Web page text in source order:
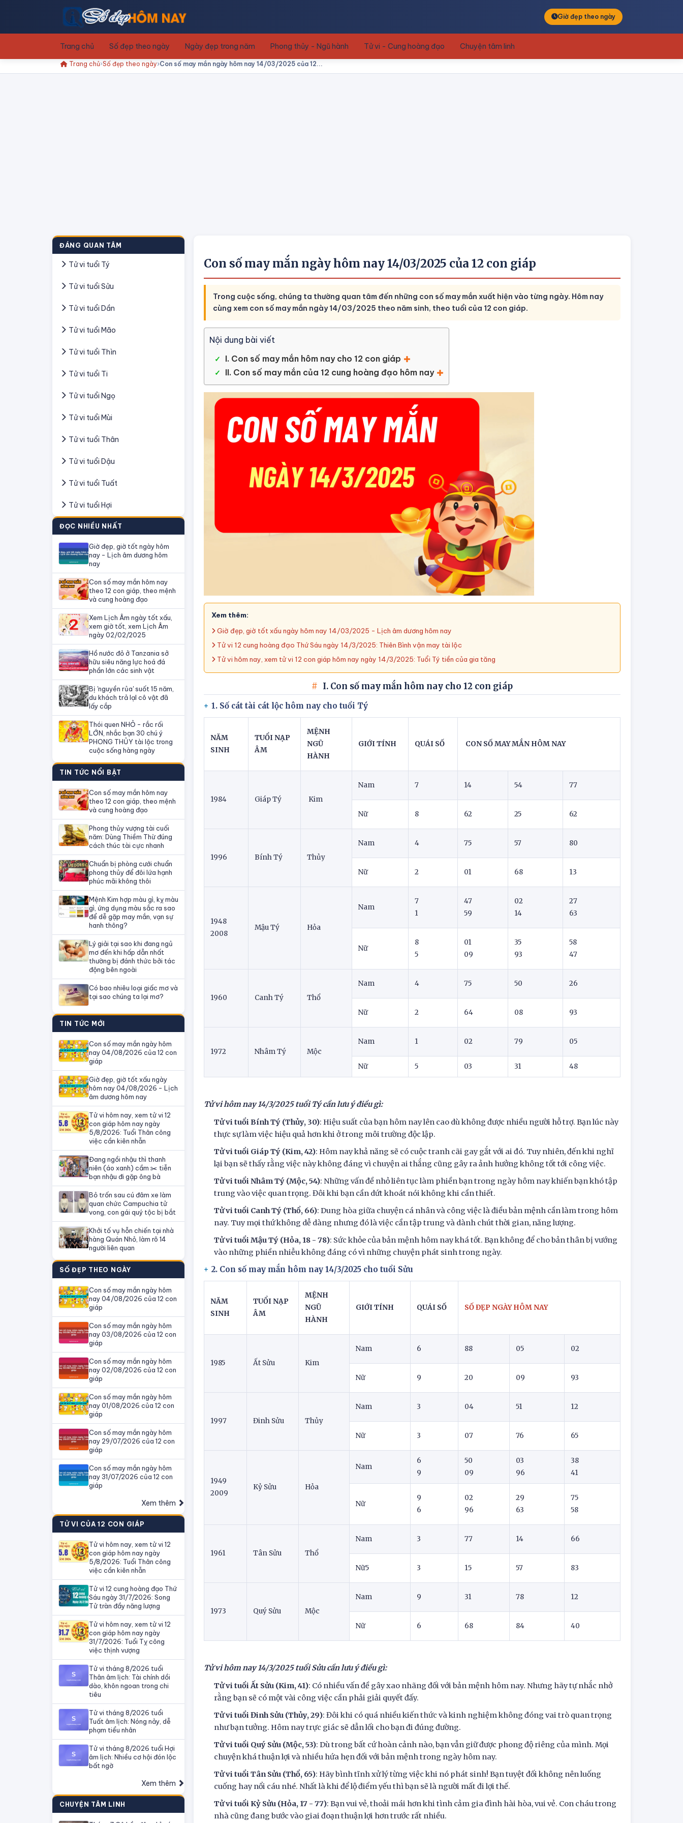
Giờ đẹp theo ngày
Trang chủ Số đẹp theo ngày Ngày đẹp trong năm Phong thủy - Ngũ hành Tử vi - Cung hoàng đạo Chuyện tâm linh
Trang chủ Số đẹp theo ngày Con số may mắn ngày hôm nay 14/03/2025 của 12...
ĐÁNG QUAN TÂM
Tử vi tuổi Tý
Tử vi tuổi Sửu
Tử vi tuổi Dần
Tử vi tuổi Mão
Tử vi tuổi Thìn
Tử vi tuổi Ti
Tử vi tuổi Ngọ
Tử vi tuổi Mùi
Tử vi tuổi Thân
Tử vi tuổi Dậu
Tử vi tuổi Tuất
Tử vi tuổi Hợi
ĐỌC NHIỀU NHẤT
Giờ đẹp, giờ tốt ngày hôm
nay - Lịch âm dương hôm
nay
Con số may mắn hôm nay
theo 12 con giáp, theo mệnh
và cung hoàng đạo
Xem Lịch Âm ngày tốt xấu,
xem giờ tốt, xem Lịch Âm
ngày 02/02/2025
Hồ nước đỏ ở Tanzania sở
hữu siêu năng lực hoá đá
phần lớn các sinh vật
Bị 'nguyền rủa' suốt 15 năm,
du khách trả lạI cô vật đã
lấy cắp
Thói quen NHỎ - rắc rối
LỚN, nhắc bạn 30 chú ý
PHONG THỦY tài lộc trong
cuộc sống hàng ngày
TIN TỨC NỔI BẬT
Con số may mắn hôm nay
theo 12 con giáp, theo mệnh
và cung hoàng đạo
Phong thủy vượng tài cuối
năm: Dùng Thiềm Thừ đúng
cách thúc tài cực nhanh
Chuẩn bị phòng cưới chuẩn
phong thủy để đôi lứa hạnh
phúc mãi không thôi
Mệnh Kim hợp màu gì, kỵ màu
gì, ứng dụng màu sắc ra sao
để dễ gặp may mắn, vạn sự
hanh thông?
Lý giải tại sao khi đang ngủ
mơ đến khi hấp dẫn nhất
thường bị đánh thức bởi tác
động bên ngoài
Có bao nhiêu loại giấc mơ và
tại sao chúng ta lại mơ?
TIN TỨC MỚI
Con số may mắn ngày hôm
nay 04/08/2026 của 12 con
giáp
Giờ đẹp, giờ tốt xấu ngày
hôm nay 04/08/2026 - Lịch
âm dương hôm nay
Tử vi hôm nay, xem tử vi 12
con giáp hôm nay ngày
5/8/2026: Tuổi Thân công
việc cần kiên nhẫn
Đang ngồi nhậu thì thanh
niên (áo xanh) cầm ✂️ tiễn
bạn nhậu đi gặp ông bà
Bỏ trốn sau cú đâm xe làm
quan chức Campuchia tử
vong, con gái quý tộc bị bắt
Khởi tố vụ hỗn chiến tại nhà
hàng Quán Nhỏ, làm rõ 14
người liên quan
SỐ ĐẸP THEO NGÀY
Con số may mắn ngày hôm
nay 04/08/2026 của 12 con
giáp
Con số may mắn ngày hôm
nay 03/08/2026 của 12 con
giáp
Con số may mắn ngày hôm
nay 02/08/2026 của 12 con
giáp
Con số may mắn ngày hôm
nay 01/08/2026 của 12 con
giáp
Con số may mắn ngày hôm
nay 29/07/2026 của 12 con
giáp
Con số may mắn ngày hôm
nay 31/07/2026 của 12 con
giáp
Xem thêm
TỬ VI CỦA 12 CON GIÁP
Tử vi hôm nay, xem tử vi 12
con giáp hôm nay ngày
5/8/2026: Tuổi Thân công
việc cần kiên nhẫn
Tử vi 12 cung hoàng đạo Thứ
Sáu ngày 31/7/2026: Song
Tử tràn đầy năng lượng
Tử vi hôm nay, xem tử vi 12
con giáp hôm nay ngày
31/7/2026: Tuổi Tỵ công
việc thịnh vượng
Tử vi tháng 8/2026 tuổi
Thân âm lịch: Tài chính dồi
dào, khôn ngoan trong chi
tiêu
Tử vi tháng 8/2026 tuổi
Tuất âm lịch: Nóng nảy, dễ
phạm tiểu nhân
Tử vi tháng 8/2026 tuổi Hợi
âm lịch: Nhiều cơ hội đón lộc
bất ngờ
Xem thêm
CHUYỆN TÂM LINH
Con số may mắn ngày hôm nay 14/03/2025 của 12 con giáp
Trong cuộc sống, chúng ta thường quan tâm đến những con số may mắn xuất hiện vào từng ngày. Hôm nay
cùng xem con số may mắn ngày 14/03/2025 theo năm sinh, theo tuổi của 12 con giáp.
Nội dung bài viết
I. Con số may mắn hôm nay cho 12 con giáp
II. Con số may mắn của 12 cung hoàng đạo hôm nay
Xem thêm:
Giờ đẹp, giờ tốt xấu ngày hôm nay 14/03/2025 - Lịch âm dương hôm nay
Tử vi 12 cung hoàng đạo Thứ Sáu ngày 14/3/2025: Thiên Bình vận may tài lộc
Tử vi hôm nay, xem tử vi 12 con giáp hôm nay ngày 14/3/2025: Tuổi Tý tiền của gia tăng
I. Con số may mắn hôm nay cho 12 con giáp
1. Số cát tài cát lộc hôm nay cho tuổi Tý
NĂM
SINH
TUỔI NẠP
ÂM
MỆNH
NGŨ
HÀNH
GIỚI TÍNH QUÁI SỐ CON SỐ MAY MẮN HÔM NAY
1984 Giáp Tý Kim
Nam 7 14 54 77
Nữ 8 62 25 62
1996 Bính Tý Thủy
Nam 4 75 57 80
Nữ 2 01 68 13
1948
2008
Mậu Tý Hỏa
Nam
7
1
47
59
02
14
27
63
Nữ
8
5
01
09
35
93
58
47
1960 Canh Tý Thổ
Nam 4 75 50 26
Nữ 2 64 08 93
1972 Nhâm Tý Mộc
Nam 1 02 79 05
Nữ 5 03 31 48
Tử vi hôm nay 14/3/2025 tuổi Tý cần lưu ý điều gì:
Tử vi tuổi Bính Tý (Thủy, 30): Hiệu suất của bạn hôm nay lên cao dù không được nhiều người hỗ trợ. Bạn lúc này
thực sự làm việc hiệu quả hơn khi ở trong môi trường độc lập.
Tử vi tuổi Giáp Tý (Kim, 42): Hôm nay khả năng sẽ có cuộc tranh cãi gay gắt với ai đó. Tuy nhiên, đến khi nghĩ
lại bạn sẽ thấy rằng việc này không đáng vì chuyện ai thắng cũng gây ra ảnh hưởng không tốt tới công việc.
Tử vi tuổi Nhâm Tý (Mộc, 54): Những vấn đề nhỏ liên tục làm phiền bạn trong ngày hôm nay khiến bạn khó tập
trung vào việc quan trọng. Đôi khi bạn cần dứt khoát nói không khi cần thiết.
Tử vi tuổi Canh Tý (Thổ, 66): Dung hòa giữa chuyện cá nhân và công việc là điều bản mệnh cần làm trong hôm
nay. Tuy mọi thứ không dễ dàng nhưng đó là việc cần tập trung và dành chút thời gian, năng lượng.
Tử vi tuổi Mậu Tý (Hỏa, 18 - 78): Sức khỏe của bản mệnh hôm nay khá tốt. Bạn không để cho bản thân bị vướng
vào những phiền nhiễu không đáng có vì những chuyện phát sinh trong ngày.
2. Con số may mắn hôm nay 14/3/2025 cho tuổi Sửu
NĂM
SINH
TUỔI NẠP
ÂM
MỆNH
NGŨ
HÀNH
GIỚI TÍNH QUÁI SỐ SỐ ĐẸP NGÀY HÔM NAY
1985 Ất Sửu Kim
Nam 6 88 05 02
Nữ 9 20 09 93
1997 Đinh Sửu Thủy
Nam 3 04 51 12
Nữ 3 07 76 65
1949
2009
Kỷ Sửu Hỏa
Nam
6
9
50
09
03
96
38
41
Nữ
9
6
02
96
29
63
75
58
1961 Tân Sửu Thổ
Nam 3 77 14 66
Nữ5 3 15 57 83
1973 Quý Sửu Mộc
Nam 9 31 78 12
Nữ 6 68 84 40
Tử vi hôm nay 14/3/2025 tuổi Sửu cần lưu ý điều gì:
Tử vi tuổi Ất Sửu (Kim, 41): Có nhiều vấn đề gây xao nhãng đối với bản mệnh hôm nay. Nhưng hãy tự nhắc nhở
rằng bạn sẽ có một vài công việc cần phải giải quyết đấy.
Tử vi tuổi Đinh Sửu (Thủy, 29): Đôi khi có quá nhiều kiến thức và kinh nghiệm không đóng vai trò quan trọng
như bạn tưởng. Hôm nay trực giác sẽ dẫn lối cho bạn đi đúng đường.
Tử vi tuổi Quý Sửu (Mộc, 53): Dù trong bất cứ hoàn cảnh nào, bạn vẫn giữ được phong độ riêng của mình. Mọi
chuyện khá thuận lợi và nhiều hứa hẹn đối với bản mệnh trong ngày hôm nay.
Tử vi tuổi Tân Sửu (Thổ, 65): Hãy bình tĩnh xử lý từng việc khi nó phát sinh! Bạn tuyệt đối không nên luống
cuống hay nổi cáu nhé. Nhất là khi để lộ điểm yếu thì bạn sẽ là người mất đi lợi thế.
Tử vi tuổi Kỷ Sửu (Hỏa, 17 - 77): Bạn vui vẻ, thoải mái hơn khi tình cảm gia đình hài hòa, vui vẻ. Con cháu trong
nhà cũng đang bước vào giai đoạn thuận lợi hơn trước rất nhiều.